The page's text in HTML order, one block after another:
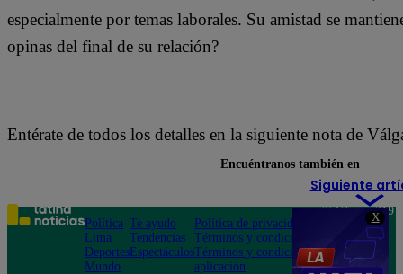
X
especialmente por temas laborales. Su amistad se
opinas del final de su relación?
Entérate de todos los detalles en la siguiente nota de
Siguiente
Encuéntranos también en
Política
Lima
Deportes
Mundo
Te ayudo
Tendencias
Espectáculos
Política de privacidad
Términos y condiciones
Términos y condiciones
aplicación
Teléfono: 219
Av. San
Felipe 968
Jesús María